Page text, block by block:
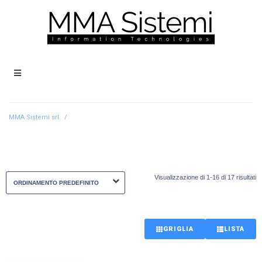
MMA Sistemi srl. /
Visualizzazione di 1-16 di 17 risultati
GRIGLIA LISTA